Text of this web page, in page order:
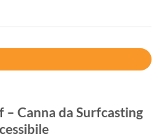
– Canna da Surfcasting